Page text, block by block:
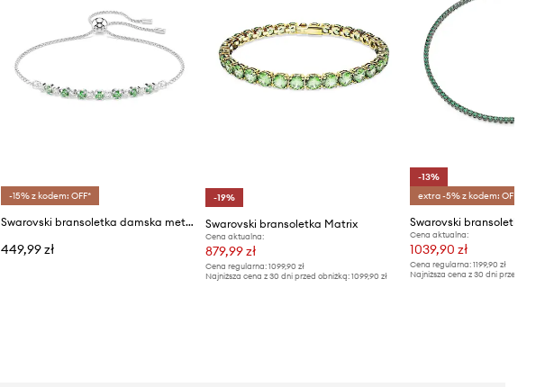
-15% z kodem: OFF*
Swarovski bransoletka damska metalowa z cyrkonią MATRIX
449,99 zł
-19%
Swarovski bransoletka Matrix
Cena aktualna:
879,99 zł
Cena regularna:1099,90 zł
Najniższa cena z 30 dni przed obniżką:1099,90 zł
-13%
extra -5% z kodem: OFF*
Swarovski bransoletka
Cena aktualna:
1039,90 zł
Cena regularna: 1199,90 zł
Najniższa cena z 30 dni przed obniżką: